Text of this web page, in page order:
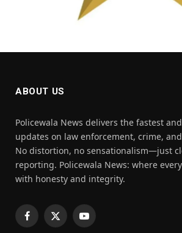
ABOUT US
Policewala News delivers the fastest
updates on law enforcement, crime,
No distortion, no sensationalism—just
reporting. Policewala News: where
with honesty and integrity.
Facebook
X
YouTube